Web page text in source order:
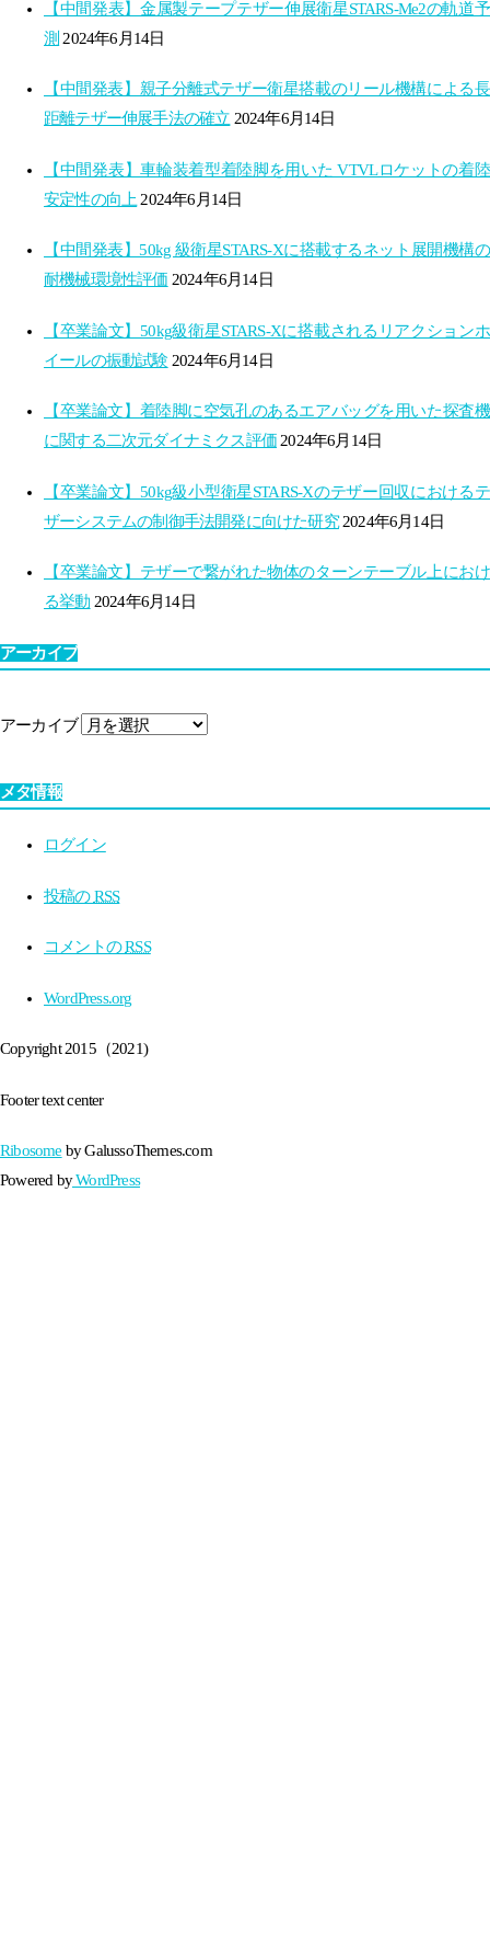
【中間発表】金属製テープテザー伸展衛星STARS-Me2の軌道予
測 2024年6月14日
【中間発表】親子分離式テザー衛星搭載のリール機構による長
距離テザー伸展手法の確立 2024年6月14日
【中間発表】車輪装着型着陸脚を用いた VTVLロケットの着陸
安定性の向上 2024年6月14日
【中間発表】50kg 級衛星STARS-Xに搭載するネット展開機構の
耐機械環境性評価 2024年6月14日
【卒業論文】50kg級衛星STARS-Xに搭載されるリアクションホ
イールの振動試験 2024年6月14日
【卒業論文】着陸脚に空気孔のあるエアバッグを用いた探査機
に関する二次元ダイナミクス評価 2024年6月14日
【卒業論文】50kg級小型衛星STARS-Xのテザー回収におけるテ
ザーシステムの制御手法開発に向けた研究 2024年6月14日
【卒業論文】テザーで繋がれた物体のターンテーブル上におけ
る挙動 2024年6月14日
アーカイブ
アーカイブ
メタ情報
ログイン
投稿のRSS
コメントのRSS
WordPress.org
Copyright 2015（2021)
Footer text center
Ribosome by GalussoThemes.com
Powered byWordPress